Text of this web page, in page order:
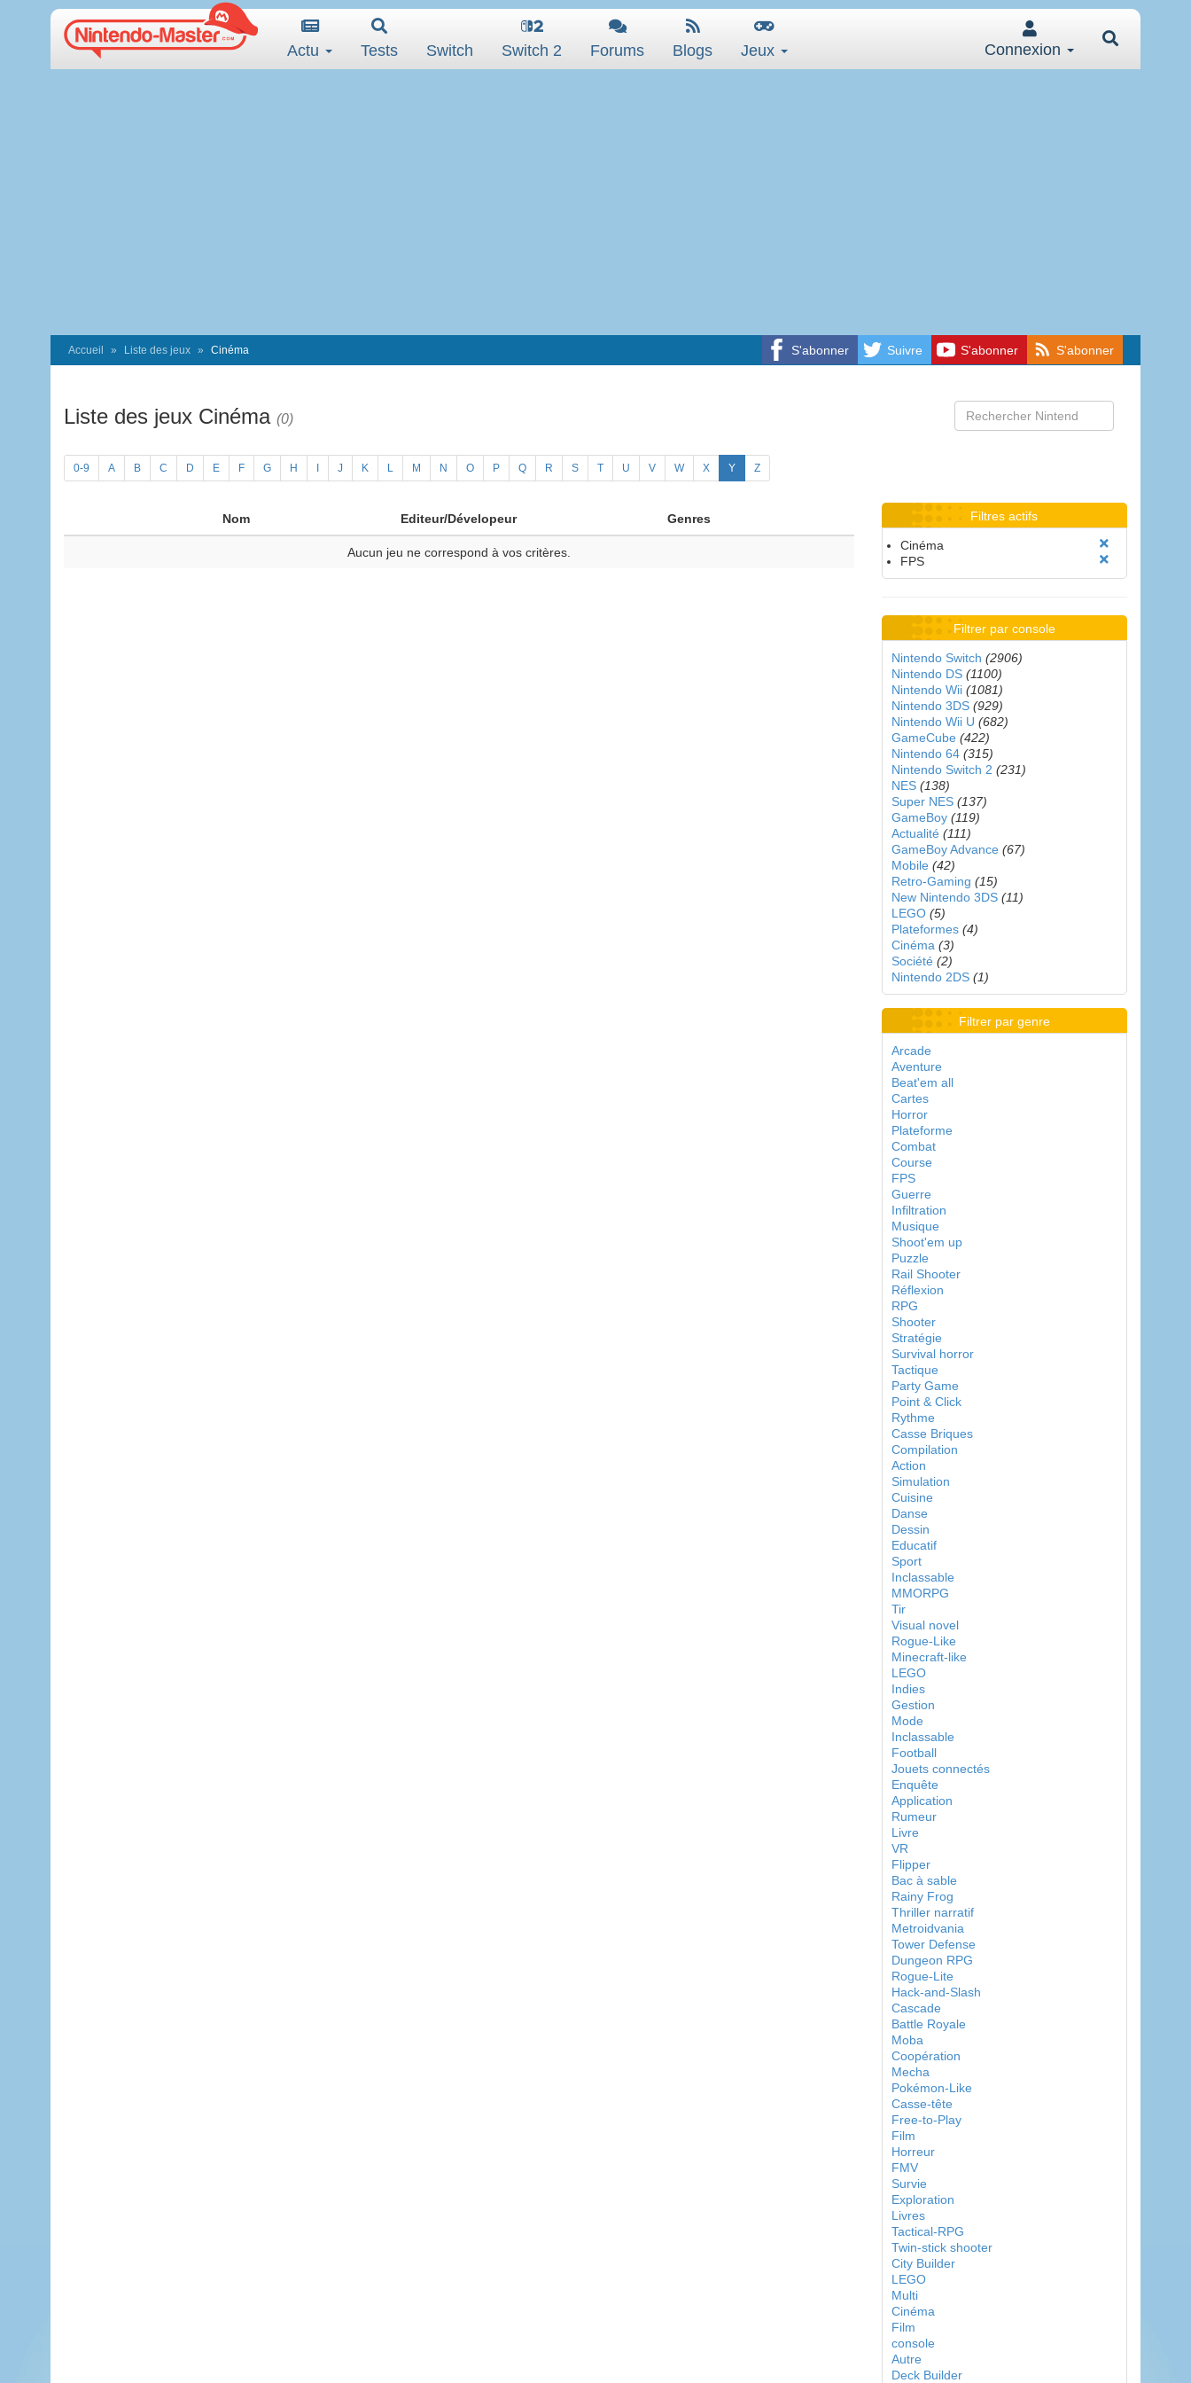
Actu Tests Switch Switch 2 Forums Blogs Jeux Connexion
S'abonner Suivre S'abonner S'abonner
Accueil Liste des jeux Cinéma
Liste des jeux Cinéma (0)
0-9 A B C D E F G H J K L M N O P Q R S T U V W X Y Z
Nom Editeur/Dévelopeur Genres
Aucun jeu ne correspond à vos critères.
Filtres actifs
Cinéma
FPS
Filtrer par console
Nintendo Switch (2906)
Nintendo DS (1100)
Nintendo Wii (1081)
Nintendo 3DS (929)
Nintendo Wii U (682)
GameCube (422)
Nintendo 64 (315)
Nintendo Switch 2 (231)
NES (138)
Super NES (137)
GameBoy (119)
Actualité (111)
GameBoy Advance (67)
Mobile (42)
Retro-Gaming (15)
New Nintendo 3DS (11)
LEGO (5)
Plateformes (4)
Cinéma (3)
Société (2)
Nintendo 2DS (1)
Filtrer par genre
Arcade
Aventure
Beat'em all
Cartes
Horror
Plateforme
Combat
Course
FPS
Guerre
Infiltration
Musique
Shoot'em up
Puzzle
Rail Shooter
Réflexion
RPG
Shooter
Stratégie
Survival horror
Tactique
Party Game
Point & Click
Rythme
Casse Briques
Compilation
Action
Simulation
Cuisine
Danse
Dessin
Educatif
Sport
Inclassable
MMORPG
Tir
Visual novel
Rogue-Like
Minecraft-like
LEGO
Indies
Gestion
Mode
Inclassable
Football
Jouets connectés
Enquête
Application
Rumeur
Livre
VR
Flipper
Bac à sable
Rainy Frog
Thriller narratif
Metroidvania
Tower Defense
Dungeon RPG
Rogue-Lite
Hack-and-Slash
Cascade
Battle Royale
Moba
Coopération
Mecha
Pokémon-Like
Casse-tête
Free-to-Play
Film
Horreur
FMV
Survie
Exploration
Livres
Tactical-RPG
Twin-stick shooter
City Builder
LEGO
Multi
Cinéma
Film
console
Autre
Deck Builder